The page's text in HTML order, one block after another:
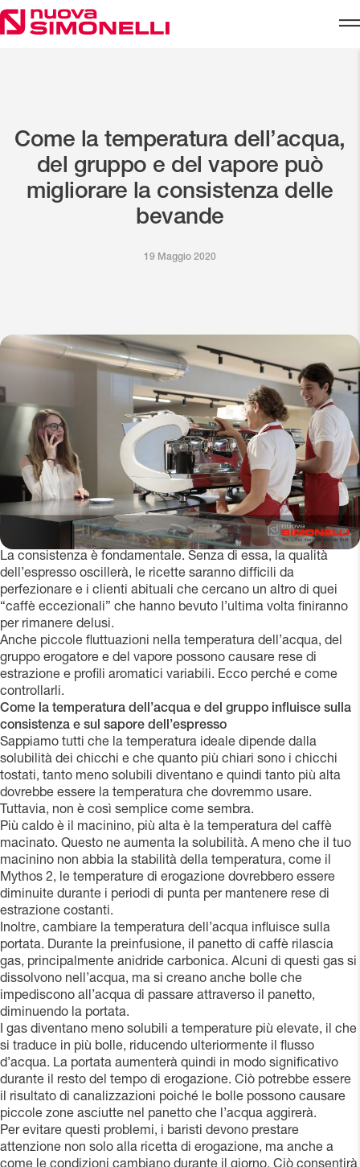
Skip to content
Come la temperatura dell’acqua,
del gruppo e del vapore può
migliorare la consistenza delle
bevande
19 Maggio 2020
La consistenza è fondamentale. Senza di essa, la qualità
dell’espresso oscillerà, le ricette saranno difficili da
perfezionare e i clienti abituali che cercano un altro di quei
“caffè eccezionali” che hanno bevuto l’ultima volta finiranno
per rimanere delusi.
Anche piccole fluttuazioni nella temperatura dell’acqua, del
gruppo erogatore e del vapore possono causare rese di
estrazione e profili aromatici variabili. Ecco perché e come
controllarli.
Come la temperatura dell’acqua e del gruppo influisce sulla
consistenza e sul sapore dell’espresso
Sappiamo tutti che la temperatura ideale dipende dalla
solubilità dei chicchi e che quanto più chiari sono i chicchi
tostati, tanto meno solubili diventano e quindi tanto più alta
dovrebbe essere la temperatura che dovremmo usare.
Tuttavia, non è così semplice come sembra.
Più caldo è il macinino, più alta è la temperatura del caffè
macinato. Questo ne aumenta la solubilità. A meno che il tuo
macinino non abbia la stabilità della temperatura, come il
Mythos 2, le temperature di erogazione dovrebbero essere
diminuite durante i periodi di punta per mantenere rese di
estrazione costanti.
Inoltre, cambiare la temperatura dell’acqua influisce sulla
portata. Durante la preinfusione, il panetto di caffè rilascia
gas, principalmente anidride carbonica. Alcuni di questi gas si
dissolvono nell’acqua, ma si creano anche bolle che
impediscono all’acqua di passare attraverso il panetto,
diminuendo la portata.
I gas diventano meno solubili a temperature più elevate, il che
si traduce in più bolle, riducendo ulteriormente il flusso
d’acqua. La portata aumenterà quindi in modo significativo
durante il resto del tempo di erogazione. Ciò potrebbe essere
il risultato di canalizzazioni poiché le bolle possono causare
piccole zone asciutte nel panetto che l’acqua aggirerà.
Per evitare questi problemi, i baristi devono prestare
attenzione non solo alla ricetta di erogazione, ma anche a